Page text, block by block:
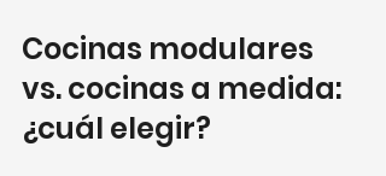
Cocinas modulares
vs. cocinas a medida:
¿cuál elegir?